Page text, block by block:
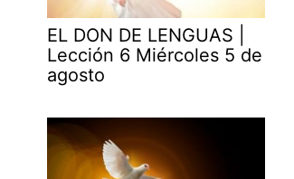
EL DON DE LENGUAS |
Lección 6 Miércoles 5 de
agosto